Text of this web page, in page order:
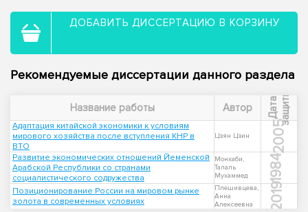
ДОБАВИТЬ ДИССЕРТАЦИЮ В КОРЗИНУ
Рекомендуемые диссертации данного раздела
Название работы Автор Д
а
т
а
з
а
щ
и
т ы
Адаптация китайской экономики к условиям
мирового хозяйства после вступления КНР в
ВТО
Цзян Цзин 2005
Развитие экономических отношений Йеменской
Арабской Республики со странами
социалистического содружества
Монхаби,
Талаль
Мухаммед
1984
Позиционирование России на мировом рынке
золота в современных условиях
Плешивцева,
Анна
Алексеевна
2019